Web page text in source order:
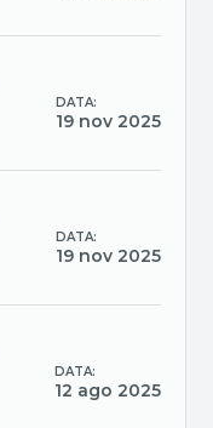
DATA:
19 nov 2025
DATA:
19 nov 2025
DATA:
12 ago 2025